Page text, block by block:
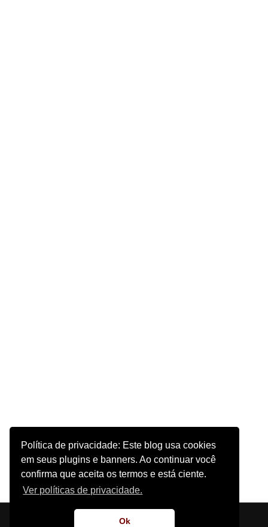
Política de privacidade: Este blog usa cookies
em seus plugins e banners. Ao continuar você
confirma que aceita os termos e está ciente.
Ver políticas de privacidade.
Ok
Sobre o Site